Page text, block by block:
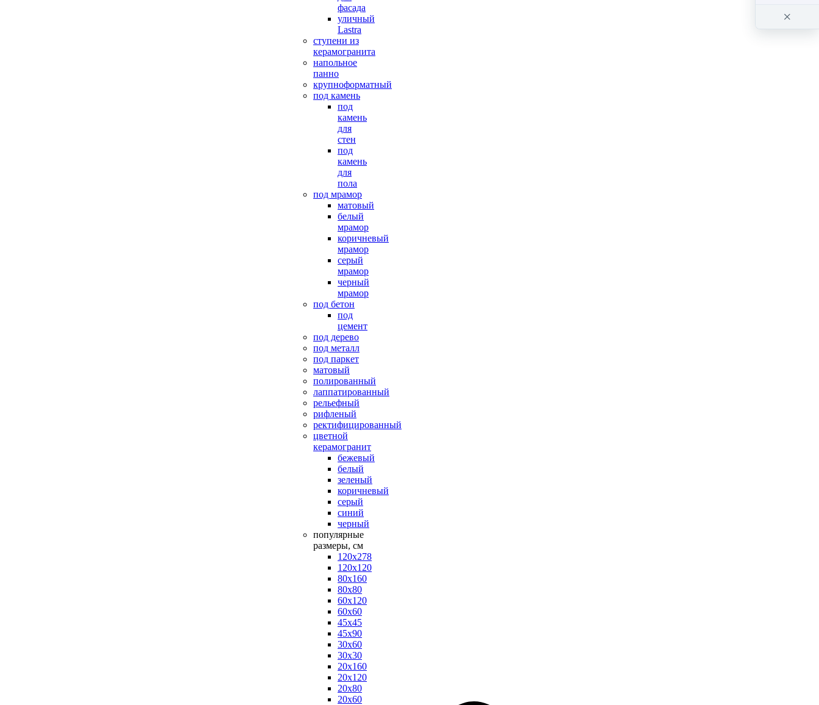
фасада
уличный
Lastra
ступени из
керамогранита
напольное
панно
крупноформатный
под камень
под
камень
для
стен
под
камень
для
пола
под мрамор
матовый
белый
мрамор
коричневый
мрамор
серый
мрамор
черный
мрамор
под бетон
под
цемент
под дерево
под металл
под паркет
матовый
полированный
лаппатированный
рельефный
рифленый
ректифицированный
цветной
керамогранит
бежевый
белый
зеленый
коричневый
серый
синий
черный
популярные
размеры, см
120х278
120х120
80х160
80х80
60х120
60х60
45х45
45х90
30х60
30х30
20х160
20х120
20х80
20х60
×